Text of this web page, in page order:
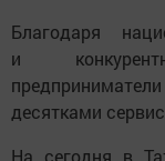
Благодаря
и
десятками
На сегодня в